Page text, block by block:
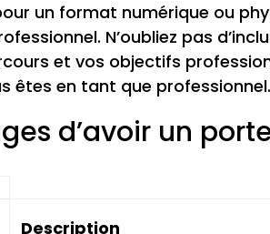
un format numérique ou
N’oubliez pas
et vos objectifs
êtes en tant que professionnel.
d’avoir un
Description